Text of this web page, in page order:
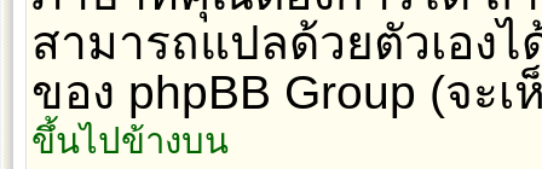
สามารถแปลด้วยตัวเอง
ของ phpBB Group (จะ
ขึ้นไปข้างบน